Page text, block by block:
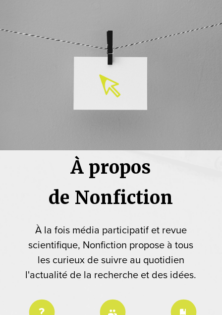
À propos
de Nonfiction
À la fois média participatif et revue
scientifique, Nonfiction propose à tous
les curieux de suivre au quotidien
l'actualité de la recherche et des idées.